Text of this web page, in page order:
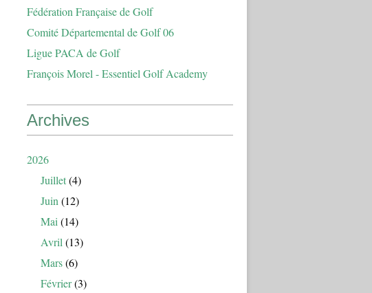
Fédération Française de Golf
Comité Départemental de Golf 06
Ligue PACA de Golf
François Morel - Essentiel Golf Academy
Archives
2026
Juillet(4)
Juin (12)
Mai (14)
Avril (13)
Mars(6)
Février(3)